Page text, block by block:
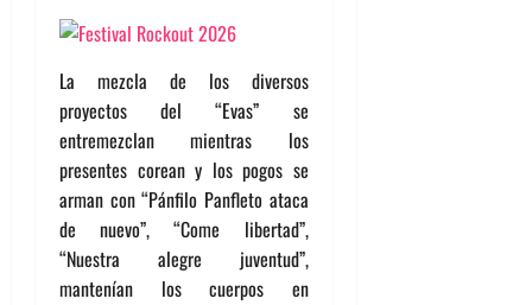
La mezcla de los diversos
proyectos del “Evas” se
entremezclan mientras los
presentes corean y los pogos se
arman con “Pánfilo Panfleto ataca
de nuevo”, “Come libertad”,
“Nuestra alegre juventud”,
mantenían los cuerpos en